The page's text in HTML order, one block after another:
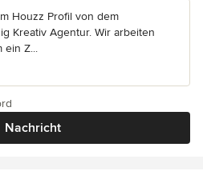
Houzz Profil von dem
Kreativ Agentur. Wir arbeiten
ein Z...
Nachricht